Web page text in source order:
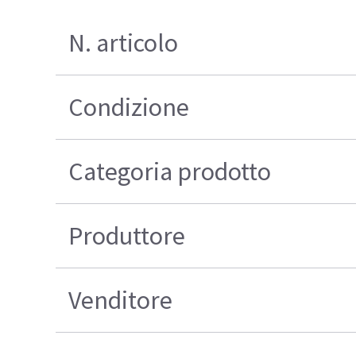
N. articolo
Condizione
Categoria prodotto
Produttore
Venditore